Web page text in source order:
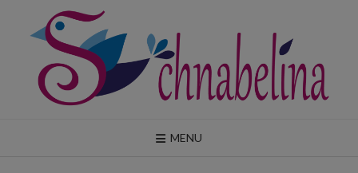
content
MENU